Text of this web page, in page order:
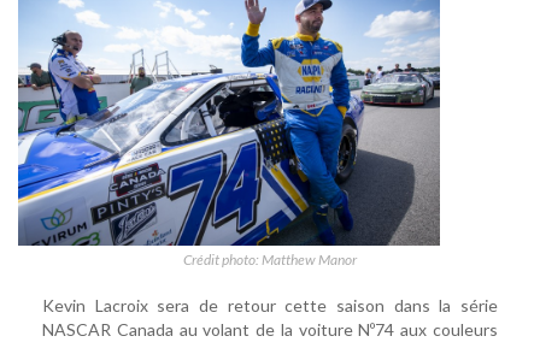
Crédit photo: Matthew Manor
Kevin Lacroix sera de retour cette saison dans la série
NASCAR Canada au volant de la voiture Nº74 aux couleurs